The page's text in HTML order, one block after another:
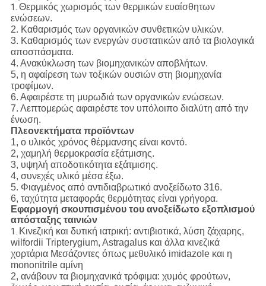
1. Θερμικός χωρισμός των θερμικών ευαίσθητων
ενώσεων.
2. Καθαρισμός των οργανικών συνθετικών υλικών.
3. Καθαρισμός των ενεργών συστατικών από τα βιολογικά
αποσπάσματα.
4. Ανακύκλωση των βιομηχανικών αποβλήτων.
5, η αφαίρεση των τοξικών ουσιών στη βιομηχανία
τροφίμων.
6. Αφαιρέστε τη μυρωδιά των οργανικών ενώσεων.
7. Λεπτομερώς αφαιρέστε τον υπόλοιπο διαλύτη από την
ένωση.
Πλεονεκτήματα προϊόντων
1, ο υλικός χρόνος θέρμανσης είναι κοντό.
2, χαμηλή θερμοκρασία εξάτμισης.
3, υψηλή αποδοτικότητα εξάτμισης.
4, συνεχές υλικό μέσα έξω.
5. Φιαγμένος από αντιδιαβρωτικό ανοξείδωτο 316.
6, ταχύτητα μεταφοράς θερμότητας είναι γρήγορα.
Εφαρμογή σκουπισμένου του ανοξείδωτο εξοπλισμού
απόσταξης ταινιών
1. Κινεζική και δυτική ιατρική: αντιβιοτικά, λύση ζάχαρης,
wilfordii Tripterygium, Astragalus και άλλα κινεζικά
χορτάρια Μεσάζοντες όπως μεθυλικό imidazole και η
mononitrile αμίνη
2, ανάβουν τα βιομηχανικά τρόφιμα: χυμός φρούτων,